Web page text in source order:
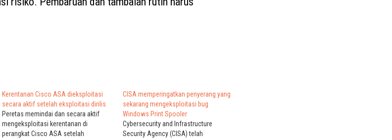
Kerentanan Cisco ASA dieksploitasi
secara aktif setelah eksploitasi dirilis
Peretas memindai dan secara aktif
mengeksploitasi kerentanan di
perangkat Cisco ASA setelah
CISA memperingatkan penyerang yang
sekarang mengeksploitasi bug
Windows Print Spooler
Cybersecurity and Infrastructure
Security Agency (CISA) telah